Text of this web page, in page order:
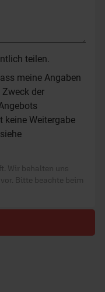
teilen.
meine Angaben
der
keine Weitergabe
Wir behalten uns
Bitte beachte beim